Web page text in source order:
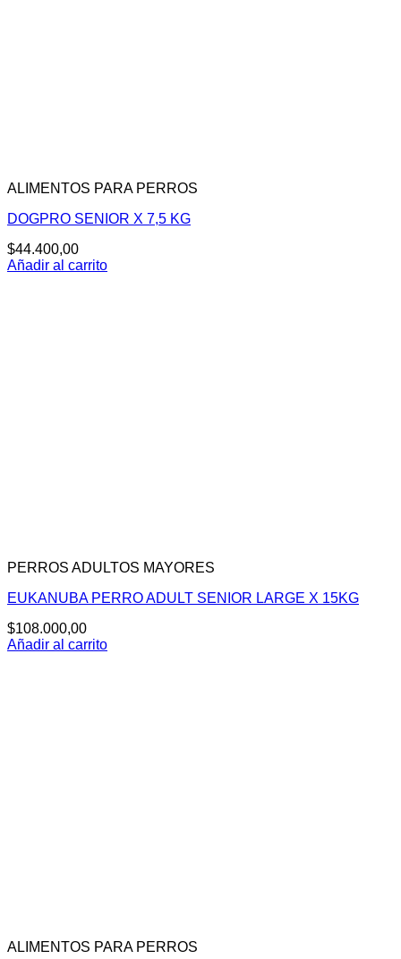
ALIMENTOS PARA PERROS
DOGPRO SENIOR X 7,5 KG
$44.400,00
Añadir al carrito
PERROS ADULTOS MAYORES
EUKANUBA PERRO ADULT SENIOR LARGE X 15KG
$108.000,00
Añadir al carrito
ALIMENTOS PARA PERROS